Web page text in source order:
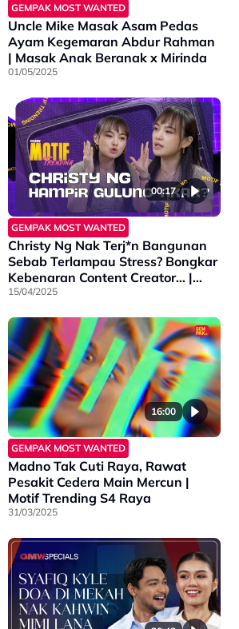
GEMPAK MOST WANTED
Uncle Mike Masak Asam Pedas
Ayam Kegemaran Abdur Rahman
| Masak Anak Beranak x Mirinda
01/05/2025
00:17
GEMPAK MOST WANTED
Christy Ng Nak Terj*n Bangunan
Sebab Terlampau Stress? Bongkar
Kebenaran Content Creator… |
Motif Trending S4
15/04/2025
16:00
GEMPAK MOST WANTED
Madno Tak Cuti Raya, Rawat
Pesakit Cedera Main Mercun |
Motif Trending S4 Raya
31/03/2025